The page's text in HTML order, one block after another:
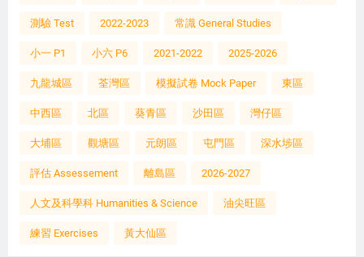
測驗 Test 2022-2023 常識 General Studies
小一 P1 小六 P6 2021-2022 2025-2026
九龍城區 荃灣區 模擬試卷 Mock Paper 東區
中西區 北區 葵青區 沙田區 灣仔區
大埔區 觀塘區 元朗區 屯門區 深水埗區
評估 Assessement 離島區 2026-2027
人文及科學科 Humanities & Science 油尖旺區
練習 Exercises 黃大仙區